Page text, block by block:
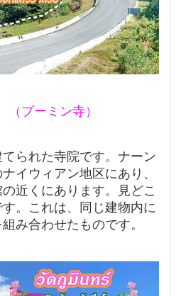
プーミン寺）
られた寺院です。ナーン
イウィアン地区にあり、
近くにあります。見どこ
。これは、同じ建物内に
み合わせたものです。